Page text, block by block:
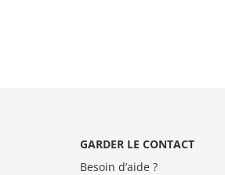
GARDER LE CONTACT
Besoin d’aide ?